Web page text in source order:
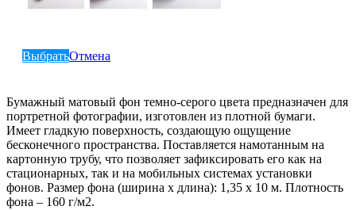
ВыбратьОтмена
Бумажный матовый фон темно-серого цвета предназначен для
портретной фотографии, изготовлен из плотной бумаги.
Имеет гладкую поверхность, создающую ощущение
бесконечного пространства. Поставляется намотанным на
картонную трубу, что позволяет зафиксировать его как на
стационарных, так и на мобильных системах установки
фонов. Размер фона (ширина х длина): 1,35 х 10 м. Плотность
фона – 160 г/м2.